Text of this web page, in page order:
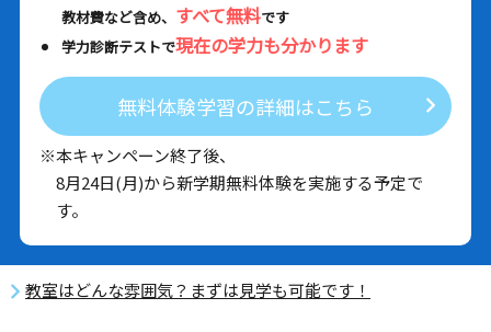
教材費など含め、 すべて無料です
学力診断テストで現在の学力も分かります
無料体験学習の詳細はこちら
※本キャンペーン終了後、
8月24日(月)から新学期無料体験を実施する予定で
す。
教室はどんな雰囲気？まずは見学も可能です！